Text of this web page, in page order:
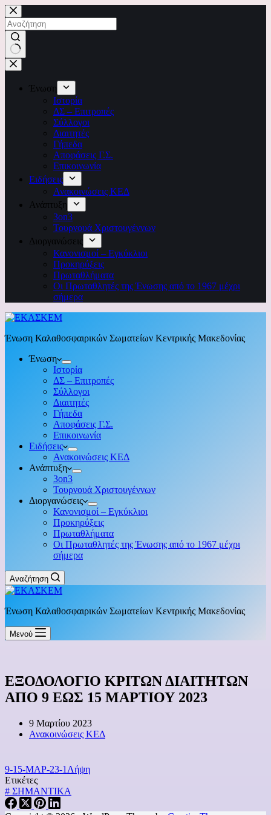
Ένωση
Ιστορία
ΔΣ – Επιτροπές
Σύλλογοι
Διαιτητές
Γήπεδα
Αποφάσεις Γ.Σ.
Επικοινωνία
Ειδήσεις
Ανακοινώσεις ΚΕΔ
Ανάπτυξη
3on3
Τουρνουά Χριστουγέννων
Διοργανώσεις
Κανονισμοί – Εγκύκλιοι
Προκηρύξεις
Πρωταθλήματα
Οι Πρωταθλητές της Ένωσης από το 1967 μέχρι
σήμερα
Ένωση Καλαθοσφαιρικών Σωματείων Κεντρικής Μακεδονίας
Ένωση
Ιστορία
ΔΣ – Επιτροπές
Σύλλογοι
Διαιτητές
Γήπεδα
Αποφάσεις Γ.Σ.
Επικοινωνία
Ειδήσεις
Ανακοινώσεις ΚΕΔ
Ανάπτυξη
3on3
Τουρνουά Χριστουγέννων
Διοργανώσεις
Κανονισμοί – Εγκύκλιοι
Προκηρύξεις
Πρωταθλήματα
Οι Πρωταθλητές της Ένωσης από το 1967 μέχρι
σήμερα
Αναζήτηση
Ένωση Καλαθοσφαιρικών Σωματείων Κεντρικής Μακεδονίας
Μενού
ΕΞΟΔΟΛΟΓΙΟ ΚΡΙΤΩΝ ΔΙΑΙΤΗΤΩΝ
ΑΠΟ 9 ΕΩΣ 15 ΜΑΡΤΙΟΥ 2023
9 Μαρτίου 2023
Ανακοινώσεις ΚΕΔ
9-15-ΜΑΡ-23-1 Λήψη
Ετικέτες
# ΣΗΜΑΝΤΙΚΑ